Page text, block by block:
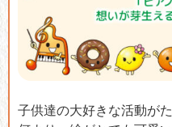
子供達の大好きな活動が